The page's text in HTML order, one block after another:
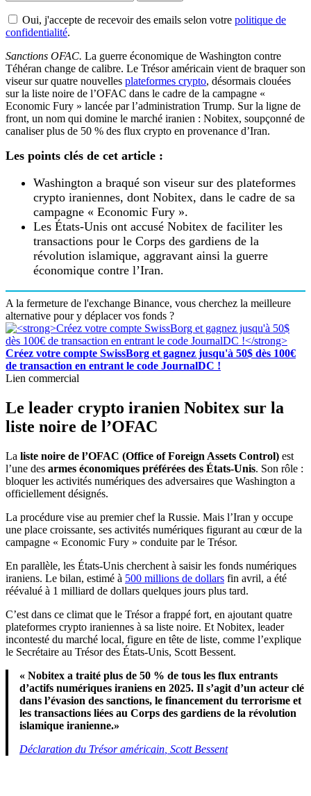
Oui, j'accepte de recevoir des emails selon votre politique de
confidentialité.
Sanctions OFAC. La guerre économique de Washington contre
Téhéran change de calibre. Le Trésor américain vient de braquer son
viseur sur quatre nouvelles plateformes crypto, désormais clouées
sur la liste noire de l’OFAC dans le cadre de la campagne «
Economic Fury » lancée par l’administration Trump. Sur la ligne de
front, un nom qui domine le marché iranien : Nobitex, soupçonné de
canaliser plus de 50 % des flux crypto en provenance d’Iran.
Les points clés de cet article :
Washington a braqué son viseur sur des plateformes
crypto iraniennes, dont Nobitex, dans le cadre de sa
campagne « Economic Fury ».
Les États-Unis ont accusé Nobitex de faciliter les
transactions pour le Corps des gardiens de la
révolution islamique, aggravant ainsi la guerre
économique contre l’Iran.
A la fermeture de l'exchange Binance, vous cherchez la meilleure
alternative pour y déplacer vos fonds ?
Créez votre compte SwissBorg et gagnez jusqu'à 50$ dès 100€
de transaction en entrant le code JournalDC !
Lien commercial
Le leader crypto iranien Nobitex sur la
liste noire de l’OFAC
La liste noire de l’OFAC (Office of Foreign Assets Control) est
l’une des armes économiques préférées des États-Unis. Son rôle :
bloquer les activités numériques des adversaires que Washington a
officiellement désignés.
La procédure vise au premier chef la Russie. Mais l’Iran y occupe
une place croissante, ses activités numériques figurant au cœur de la
campagne « Economic Fury » conduite par le Trésor.
En parallèle, les États-Unis cherchent à saisir les fonds numériques
iraniens. Le bilan, estimé à 500 millions de dollars fin avril, a été
réévalué à 1 milliard de dollars quelques jours plus tard.
C’est dans ce climat que le Trésor a frappé fort, en ajoutant quatre
plateformes crypto iraniennes à sa liste noire. Et Nobitex, leader
incontesté du marché local, figure en tête de liste, comme l’explique
le Secrétaire au Trésor des États-Unis, Scott Bessent.
« Nobitex a traité plus de 50 % de tous les flux entrants
d’actifs numériques iraniens en 2025. Il s’agit d’un acteur clé
dans l’évasion des sanctions, le financement du terrorisme et
les transactions liées au Corps des gardiens de la révolution
islamique iranienne.»
Déclaration du Trésor américain , Scott Bessent